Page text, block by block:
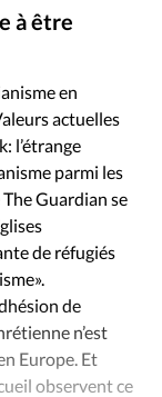
Culture
Monde
Aujourd'hui
Trait d'Ixène
à être
en
actuelles
l’étrange
parmi les
Guardian se
de réfugiés
de
n’est
Europe. Et
observent ce